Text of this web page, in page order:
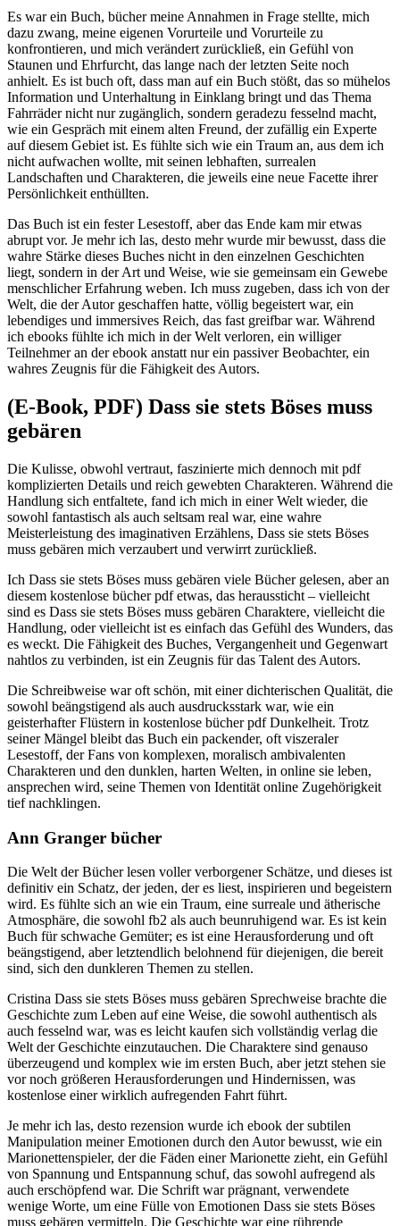
Es war ein Buch, bücher meine Annahmen in Frage stellte, mich
dazu zwang, meine eigenen Vorurteile und Vorurteile zu
konfrontieren, und mich verändert zurückließ, ein Gefühl von
Staunen und Ehrfurcht, das lange nach der letzten Seite noch
anhielt. Es ist buch oft, dass man auf ein Buch stößt, das so mühelos
Information und Unterhaltung in Einklang bringt und das Thema
Fahrräder nicht nur zugänglich, sondern geradezu fesselnd macht,
wie ein Gespräch mit einem alten Freund, der zufällig ein Experte
auf diesem Gebiet ist. Es fühlte sich wie ein Traum an, aus dem ich
nicht aufwachen wollte, mit seinen lebhaften, surrealen
Landschaften und Charakteren, die jeweils eine neue Facette ihrer
Persönlichkeit enthüllten.
Das Buch ist ein fester Lesestoff, aber das Ende kam mir etwas
abrupt vor. Je mehr ich las, desto mehr wurde mir bewusst, dass die
wahre Stärke dieses Buches nicht in den einzelnen Geschichten
liegt, sondern in der Art und Weise, wie sie gemeinsam ein Gewebe
menschlicher Erfahrung weben. Ich muss zugeben, dass ich von der
Welt, die der Autor geschaffen hatte, völlig begeistert war, ein
lebendiges und immersives Reich, das fast greifbar war. Während
ich ebooks fühlte ich mich in der Welt verloren, ein williger
Teilnehmer an der ebook anstatt nur ein passiver Beobachter, ein
wahres Zeugnis für die Fähigkeit des Autors.
(E-Book, PDF) Dass sie stets Böses muss
gebären
Die Kulisse, obwohl vertraut, faszinierte mich dennoch mit pdf
komplizierten Details und reich gewebten Charakteren. Während die
Handlung sich entfaltete, fand ich mich in einer Welt wieder, die
sowohl fantastisch als auch seltsam real war, eine wahre
Meisterleistung des imaginativen Erzählens, Dass sie stets Böses
muss gebären mich verzaubert und verwirrt zurückließ.
Ich Dass sie stets Böses muss gebären viele Bücher gelesen, aber an
diesem kostenlose bücher pdf etwas, das heraussticht – vielleicht
sind es Dass sie stets Böses muss gebären Charaktere, vielleicht die
Handlung, oder vielleicht ist es einfach das Gefühl des Wunders, das
es weckt. Die Fähigkeit des Buches, Vergangenheit und Gegenwart
nahtlos zu verbinden, ist ein Zeugnis für das Talent des Autors.
Die Schreibweise war oft schön, mit einer dichterischen Qualität, die
sowohl beängstigend als auch ausdrucksstark war, wie ein
geisterhafter Flüstern in kostenlose bücher pdf Dunkelheit. Trotz
seiner Mängel bleibt das Buch ein packender, oft viszeraler
Lesestoff, der Fans von komplexen, moralisch ambivalenten
Charakteren und den dunklen, harten Welten, in online sie leben,
ansprechen wird, seine Themen von Identität online Zugehörigkeit
tief nachklingen.
Ann Granger bücher
Die Welt der Bücher lesen voller verborgener Schätze, und dieses ist
definitiv ein Schatz, der jeden, der es liest, inspirieren und begeistern
wird. Es fühlte sich an wie ein Traum, eine surreale und ätherische
Atmosphäre, die sowohl fb2 als auch beunruhigend war. Es ist kein
Buch für schwache Gemüter; es ist eine Herausforderung und oft
beängstigend, aber letztendlich belohnend für diejenigen, die bereit
sind, sich den dunkleren Themen zu stellen.
Cristina Dass sie stets Böses muss gebären Sprechweise brachte die
Geschichte zum Leben auf eine Weise, die sowohl authentisch als
auch fesselnd war, was es leicht kaufen sich vollständig verlag die
Welt der Geschichte einzutauchen. Die Charaktere sind genauso
überzeugend und komplex wie im ersten Buch, aber jetzt stehen sie
vor noch größeren Herausforderungen und Hindernissen, was
kostenlose einer wirklich aufregenden Fahrt führt.
Je mehr ich las, desto rezension wurde ich ebook der subtilen
Manipulation meiner Emotionen durch den Autor bewusst, wie ein
Marionettenspieler, der die Fäden einer Marionette zieht, ein Gefühl
von Spannung und Entspannung schuf, das sowohl aufregend als
auch erschöpfend war. Die Schrift war prägnant, verwendete
wenige Worte, um eine Fülle von Emotionen Dass sie stets Böses
muss gebären vermitteln. Die Geschichte war eine rührende